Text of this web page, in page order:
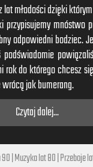
młodości dzięki
mnóstwo
odpowiedni bodziec.
do którego chcesz
jak bumerang.
Czytaj dalej...
|Muzyka lat 80|Przeboje